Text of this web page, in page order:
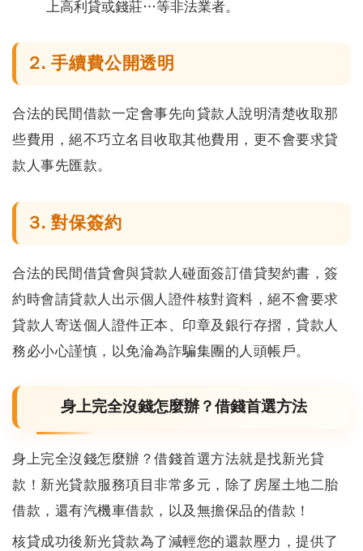
上高利貸或錢莊…等非法業者。
2. 手續費公開透明
合法的民間借款一定會事先向貸款人說明清楚收取那
些費用，絕不巧立名目收取其他費用，更不會要求貸
款人事先匯款。
3. 對保簽約
合法的民間借貸會與貸款人碰面簽訂借貸契約書，簽
約時會請貸款人出示個人證件核對資料，絕不會要求
貸款人寄送個人證件正本、印章及銀行存摺，貸款人
務必小心謹慎，以免淪為詐騙集團的人頭帳戶。
身上完全沒錢怎麼辦？借錢首選方法
身上完全沒錢怎麼辦？借錢首選方法就是找新光貸
款！新光貸款服務項目非常多元，除了房屋土地二胎
借款，還有汽機車借款，以及無擔保品的借款！
核貸成功後新光貸款為了減輕您的還款壓力，提供了